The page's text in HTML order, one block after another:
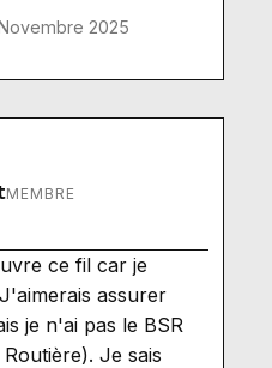
2025
MEMBRE
ce fil car je
assurer
je n'ai pas le BSR
Je sais